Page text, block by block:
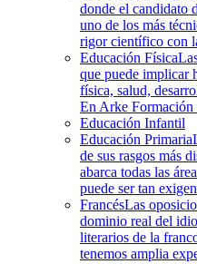
donde el candidato
uno de los más
rigor científico con
Educación Física
que puede implicar
física, salud,
En Arke Formación
Educación Infantil
Educación Primaria
de sus rasgos más
abarca todas las
puede ser tan
FrancésLas
dominio real del
literarios de la
tenemos amplia